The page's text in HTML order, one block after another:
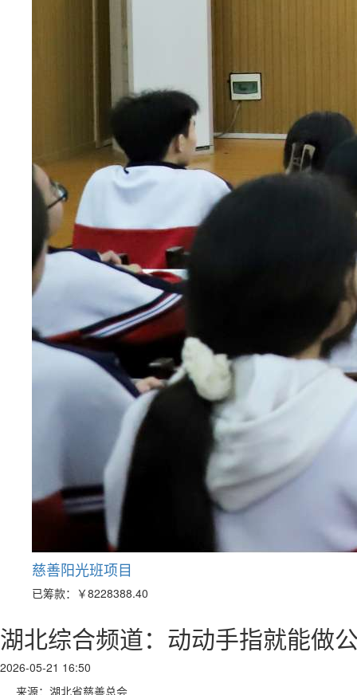
慈善阳光班项目
已筹款： ￥8228388.40
湖北综合频道：动动手指就能做
2026-05-21 16:50
来源：湖北省慈善总会